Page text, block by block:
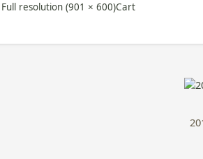
Full resolution (901 × 600)Cart